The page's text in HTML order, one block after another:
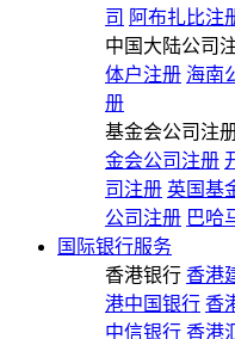
司 阿布扎比注
中国大陆公司
体户注册 海南
册
基金会公司注
金会公司注册
司注册 英国基
公司注册 巴哈
国际银行服务
香港银行 香港
港中国银行 香
中信银行 香港